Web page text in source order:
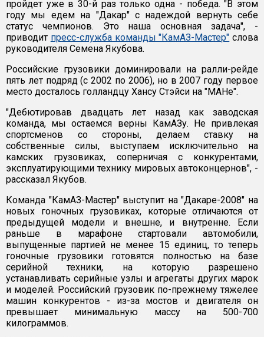
пройдет уже в 30-й раз только одна - победа. "В этом
году мы едем на "Дакар" с надеждой вернуть себе
статус чемпионов. Это наша основная задача", -
приводит пресс-служба команды "КамАЗ-Мастер" слова
руководителя Семена Якубова.
Российские грузовики доминировали на ралли-рейде
пять лет подряд (с 2002 по 2006), но в 2007 году первое
место досталось голландцу Хансу Стэйси на "МАНе".
"Дебютировав двадцать лет назад как заводская
команда, мы остаемся верны КамАЗу. Не привлекая
спортсменов со стороны, делаем ставку на
собственные силы, выступаем исключительно на
камских грузовиках, соперничая с конкурентами,
эксплуатирующими технику мировых автоконцернов", -
рассказал Якубов.
Команда "КамАЗ-Мастер" выступит на "Дакаре-2008" на
новых гоночных грузовиках, которые отличаются от
предыдущей модели и внешне, и внутренне. Если
раньше в марафоне стартовали автомобили,
выпущенные партией не менее 15 единиц, то теперь
гоночные грузовики готовятся полностью на базе
серийной техники, на которую разрешено
устанавливать серийные узлы и агрегаты других марок
и моделей. Российский грузовик по-прежнему тяжелее
машин конкурентов - из-за мостов и двигателя он
превышает минимальную массу на 500-700
килограммов.